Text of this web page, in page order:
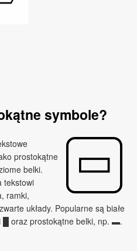
symbole?
prostokątne
belki.
tekstowi
ramki,
układy. Popularne są białe
oraz prostokątne belki, np. ▬.